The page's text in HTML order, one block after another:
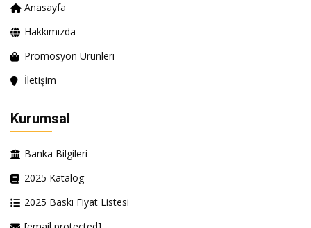
Anasayfa
Hakkımızda
Promosyon Ürünleri
İletişim
Kurumsal
Banka Bilgileri
2025 Katalog
2025 Baskı Fiyat Listesi